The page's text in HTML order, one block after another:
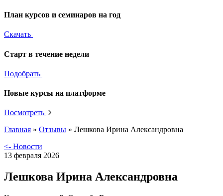
План курсов и семинаров на год
Скачать
Старт в течение недели
Подобрать
Новые курсы на платформе
Посмотреть
Главная » Отзывы » Лешкова Ирина Александровна
<- Новости
13 февраля 2026
Лешкова Ирина Александровна